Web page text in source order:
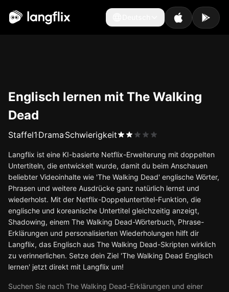
Deutsch
Englisch lernen mit The Walking
Dead
Staffel1 Drama Schwierigkeit
Langflix ist eine KI-basierte Netflix-Erweiterung mit doppelten
Untertiteln, die entwickelt wurde, damit du beim Anschauen
beliebter Videoinhalte wie 'The Walking Dead' englische Wörter,
Phrasen und weitere Ausdrücke ganz natürlich lernst und
wiederholst. Mit der Netflix-Doppeluntertitel-Funktion, die
englische und koreanische Untertitel gleichzeitig anzeigt,
Shadowing, einem The Walking Dead-Wörterbuch, Phrase-
Erklärungen und personalisierten Wiederholungen hilft dir
Langflix, das Englisch aus The Walking Dead-Skripten wirklich
zu verinnerlichen. Setze dein Ziel 'The Walking Dead Englisch
lernen' jetzt direkt mit Langflix um!
Suchen Sie nach The Walking Dead-Erklärungen und einer